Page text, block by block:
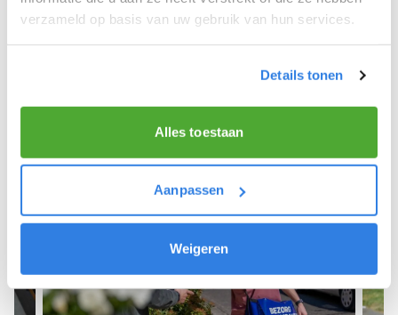
verzameld op basis van uw gebruik van hun services.
Details tonen
Alles toestaan
Aanpassen
Weigeren